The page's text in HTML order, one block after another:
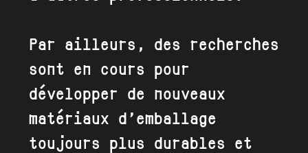
Par ailleurs, des recherches
sont en cours pour
développer de nouveaux
matériaux d’emballage
toujours plus durables et